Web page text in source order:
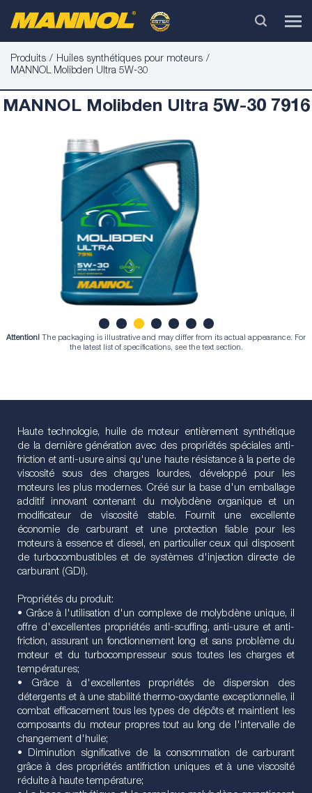
Produits
Huiles synthétiques pour moteurs
MANNOL Molibden Ultra 5W-30
MANNOL Molibden Ultra 5W-30 7916
2 3 5 6 7
Attention! The packaging is illustrative and may differ from its actual appearance. For
the latest list of specifications, see the text section.
Haute technologie, huile de moteur entièrement synthétique
de la dernière génération avec des propriétés spéciales anti-
friction et anti-usure ainsi qu'une haute résistance à la perte de
viscosité sous des charges lourdes, développé pour les
moteurs les plus modernes. Créé sur la base d'un emballage
additif innovant contenant du molybdène organique et un
modificateur de viscosité stable. Fournit une excellente
économie de carburant et une protection fiable pour les
moteurs à essence et diesel, en particulier ceux qui disposent
de turbocombustibles et de systèmes d'injection directe de
carburant (GDI).
Propriétés du produit:
• Grâce à l'utilisation d'un complexe de molybdène unique, il
offre d'excellentes propriétés anti-scuffing, anti-usure et anti-
friction, assurant un fonctionnement long et sans problème du
moteur et du turbocompresseur sous toutes les charges et
températures;
• Grâce à d'excellentes propriétés de dispersion des
détergents et à une stabilité thermo-oxydante exceptionnelle, il
combat efficacement tous les types de dépôts et maintient les
composants du moteur propres tout au long de l'intervalle de
changement d'huile;
• Diminution significative de la consommation de carburant
grâce à des propriétés antifriction uniques et à une viscosité
réduite à haute température;